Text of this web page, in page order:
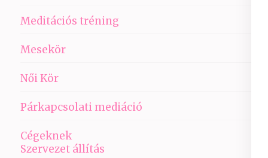
Meditációs tréning
Mesekör
Női Kör
Párkapcsolati mediáció
Cégeknek
Szervezet állítás